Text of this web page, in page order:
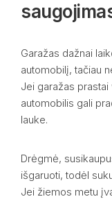
Garažas dažnai
automobilį, tačiau
Jei garažas
automobilis gali
lauke.
Drėgmė,
išgaruoti, todėl
Jei žiemos metu